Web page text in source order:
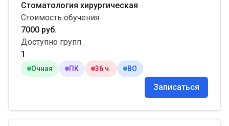
Стоматология хирургическая
Стоимость обучения
7000 руб.
Доступно групп
1
Очная ПК 36 ч. ВО
Записаться